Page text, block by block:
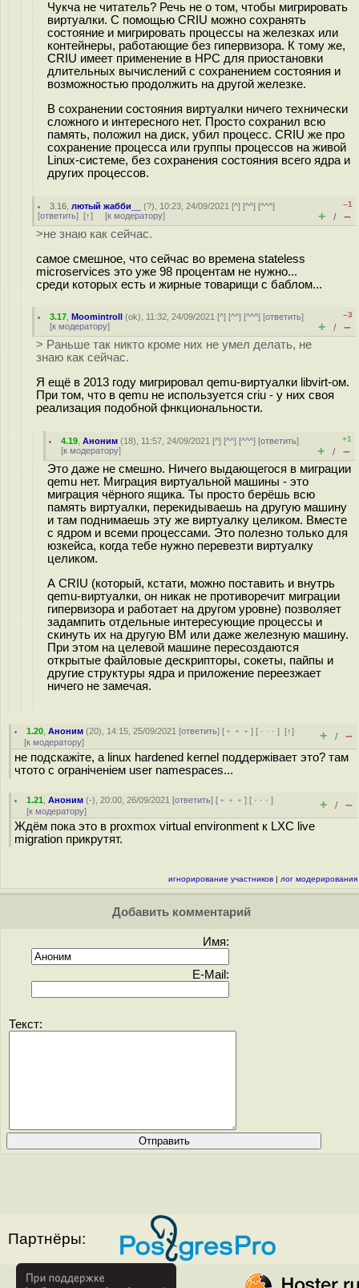
Чукча не читатель? Речь не о том, чтобы мигрировать
виртуалки. С помощью CRIU можно сохранять
состояние и мигрировать процессы на железках или
контейнеры, работающие без гипервизора. К тому же,
CRIU имеет применение в HPC для приостановки
длительных вычислений с сохранением состояния и
возможностью продолжить на другой железке.
В сохранении состояния виртуалки ничего технически
сложного и интересного нет. Просто сохранил всю
память, положил на диск, убил процесс. CRIU же про
сохранение процесса или группы процессов на живой
Linux-системе, без сохранения состояния всего ядра и
других процессов.
3.16 ,лютый жабби__ (?), 10:23, 24/09/2021 [^] [^^] [^^^]
[ответить] [↑] [к модератору]
–1
+ / –
>не знаю как сейчас.
самое смешное, что сейчас во времена stateless
microservices это уже 98 процентам не нужно...
среди которых есть и жирные товарищи с баблом...
3.17 ,Moomintroll (ok), 11:32, 24/09/2021 [^] [^^] [^^^] [ответить]
[к модератору]
–3
+ / –
> Раньше так никто кроме них не умел делать, не
знаю как сейчас.
Я ещё в 2013 году мигрировал qemu-виртуалки libvirt-ом.
При том, что в qemu не используется criu - у них своя
реализация подобной фнкциональности.
4.19 ,Аноним (18), 11:57, 24/09/2021 [^] [^^] [^^^] [ответить]
[к модератору]
+1
+ / –
Это даже не смешно. Ничего выдающегося в миграции
qemu нет. Миграция виртуальной машины - это
миграция чёрного ящика. Ты просто берёшь всю
память виртуалки, перекидываешь на другую машину
и там поднимаешь эту же виртуалку целиком. Вместе
с ядром и всеми процессами. Это полезно только для
юзкейса, когда тебе нужно перевезти виртуалку
целиком.
А CRIU (который, кстати, можно поставить и внутрь
qemu-виртуалки, он никак не противоречит миграции
гипервизора и работает на другом уровне) позволяет
задампить отдельные интересующие процессы и
скинуть их на другую ВМ или даже железную машину.
При этом на целевой машине пересоздаются
открытые файловые дескрипторы, сокеты, пайпы и
другие структуры ядра и приложение переезжает
ничего не замечая.
1.20 ,Аноним (20), 14:15, 25/09/2021 [ответить] [ ﹢﹢﹢] [ · · ·][↑]
[к модератору] + / –
не подскажіте, а linux hardened kernel поддержівает это? там
чтото с ограніченіем user namespaces...
1.21 ,Аноним (-), 20:00, 26/09/2021 [ответить] [ ﹢﹢﹢] [ · · ·]
[к модератору] + / –
Ждём пока это в proxmox virtual environment к LXC live
migration прикрутят.
игнорирование участников | лог модерирования
Добавить комментарий
Имя:
E-Mail:
Текст:
Партнёры: